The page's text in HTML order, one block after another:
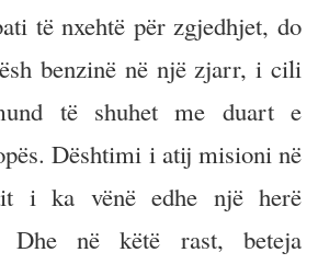
të nxehtë për zgjedhjet, do
benzinë në një zjarr, i cili
të shuhet me duart e
Dështimi i atij misioni në
i ka vënë edhe një herë
Dhe në këtë rast, beteja